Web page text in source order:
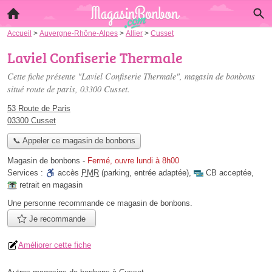
Accueil > Auvergne-Rhône-Alpes > Allier > Cusset
Laviel Confiserie Thermale
Cette fiche présente "Laviel Confiserie Thermale", magasin de bonbons
situé route de paris, 03300 Cusset.
53 Route de Paris
03300 Cusset
📞 Appeler ce magasin de bonbons
Magasin de bonbons - Fermé, ouvre lundi à 8h00
Services :
accès PMR (parking, entrée adaptée), CB acceptée,
retrait en magasin
Une personne recommande ce magasin de bonbons.
Je recommande
Améliorer cette fiche